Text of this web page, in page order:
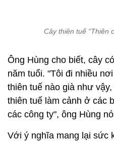
Cây thiên tuế “Thiên
Ông Hùng cho biết, cây
năm tuổi. "Tôi đi nhiều
thiên tuế nào già như
thiên tuế làm cảnh ở các
các công ty", ông Hùng
Với ý nghĩa mang lại sức